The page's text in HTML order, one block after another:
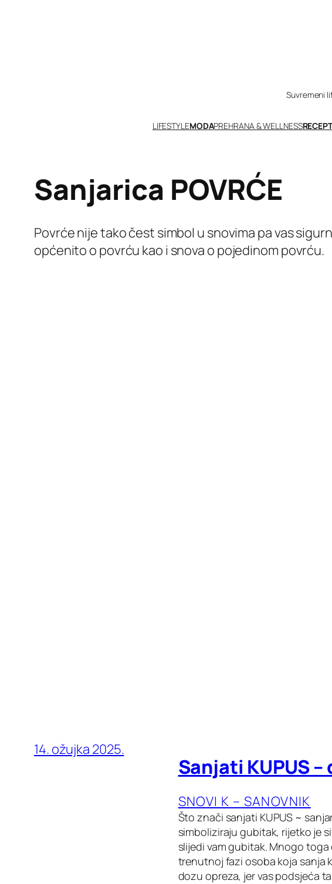
Suvremeni
LIFESTYLEMODAPREHRANA & WELLNESS
Sanjarica POVRĆE
Povrće nije tako čest simbol u snovima pa vas
općenito o povrću kao i snova o pojedinom povrću.
14. ožujka 2025.
Sanjati KUPUS
SNOVI K – SANOVNIK
Što znači sanjati KUPUS ~
simboliziraju gubitak, rijetko je
slijedi vam gubitak. Mnogo
trenutnoj fazi osoba koja sanja
dozu opreza, jer vas podsjeća